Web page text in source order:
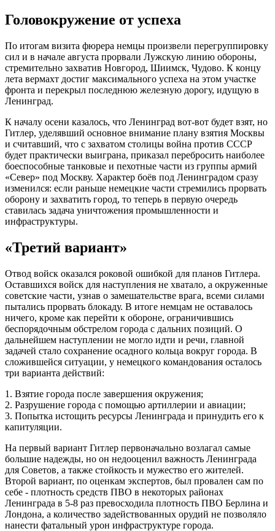
Головокружение от успеха
По итогам визита фюрера немцы произвели перегруппировку
сил и в начале августа прорвали Лужскую линию обороны,
стремительно захватив Новгород, Шиимск, Чудово. К концу
лета вермахт достиг максимального успеха на этом участке
фронта и перекрыл последнюю железную дорогу, идущую в
Ленинград.
К началу осени казалось, что Ленинград вот-вот будет взят, но
Гитлер, уделявший основное внимание плану взятия Москвы
и считавший, что с захватом столицы война против СССР
будет практически выиграна, приказал перебросить наиболее
боеспособные танковые и пехотные части из группы армий
«Север» под Москву. Характер боёв под Ленинградом сразу
изменился: если раньше немецкие части стремились прорвать
оборону и захватить город, то теперь в первую очередь
ставилась задача уничтожения промышленности и
инфраструктуры.
«Третий вариант»
Отвод войск оказался роковой ошибкой для планов Гитлера.
Оставшихся войск для наступления не хватало, а окруженные
советские части, узнав о замешательстве врага, всеми силами
пытались прорвать блокаду. В итоге немцам не оставалось
ничего, кроме как перейти к обороне, ограничившись
беспорядочным обстрелом города с дальних позиций. О
дальнейшем наступлении не могло идти и речи, главной
задачей стало сохранение осадного кольца вокруг города. В
сложившейся ситуации, у немецкого командования осталось
три варианта действий:
1. Взятие города после завершения окружения;
2. Разрушение города с помощью артиллерии и авиации;
3. Попытка истощить ресурсы Ленинграда и принудить его к
капитуляции.
На первый вариант Гитлер первоначально возлагал самые
большие надежды, но он недооценил важность Ленинграда
для Советов, а также стойкость и мужество его жителей.
Второй вариант, по оценкам экспертов, был провален сам по
себе - плотность средств ПВО в некоторых районах
Ленинграда в 5-8 раз превосходила плотность ПВО Берлина и
Лондона, а количество задействованных орудий не позволяло
нанести фатальный урон инфраструктуре города.